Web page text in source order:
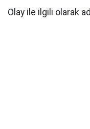
Olay ile ilgili olarak